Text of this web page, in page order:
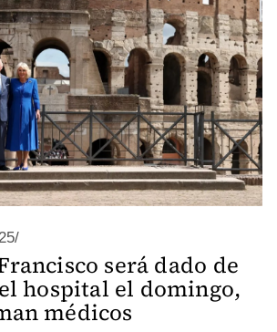
será dado de
hospital el domingo,
médicos